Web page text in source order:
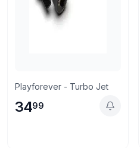
Playforever - Turbo Jet
3499